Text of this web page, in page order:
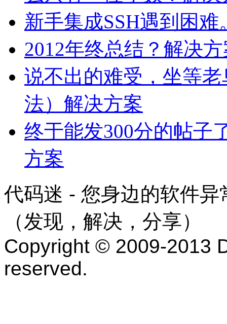
新手集成SSH遇到困难
2012年终总结？解决
说不出的难受，坐等
法）解决方案
终于能发300分的帖子
方案
代码迷 - 您身边的软件
（发现，解决，分享）
Copyright © 2009-2013
reserved.